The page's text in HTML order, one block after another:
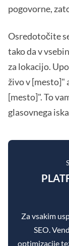
pogovorne,
Osredotočite
tako da v
za lokacijo.
živo v [mesto]"
[mesto]". To
glasovnega
Za vsakim
SEO.
optimizacije